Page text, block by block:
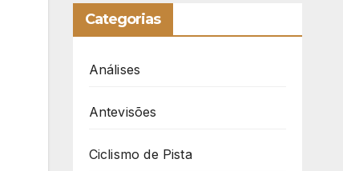
Categorias
Análises
Antevisões
Ciclismo de Pista